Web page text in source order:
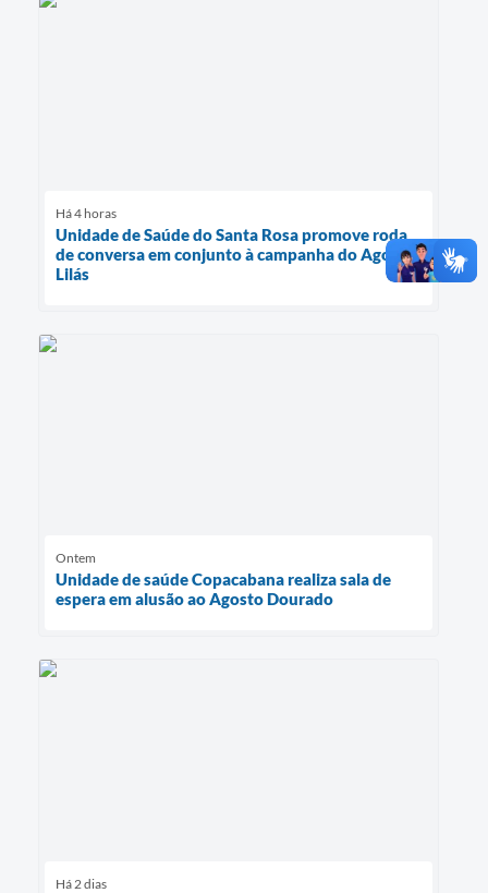
Há 4 horas
Unidade de Saúde do Santa Rosa promove roda
de conversa em conjunto à campanha do Agosto
Lilás
Ontem
Unidade de saúde Copacabana realiza sala de
espera em alusão ao Agosto Dourado
Há 2 dias